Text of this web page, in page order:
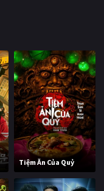
Tiệm Ăn Của Quỷ